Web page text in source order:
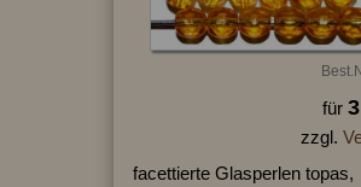
für
zzgl.
facettierte Glasperlen topas,